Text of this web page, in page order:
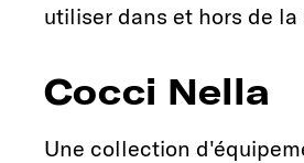
utiliser dans et hors de
Cocci Nella
Une collection